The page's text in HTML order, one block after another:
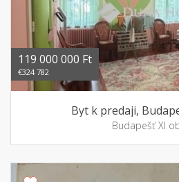
119 000 000 Ft
€324 782
Byt k predaji,
Budapešť XI